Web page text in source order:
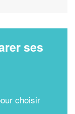
ses
choisir